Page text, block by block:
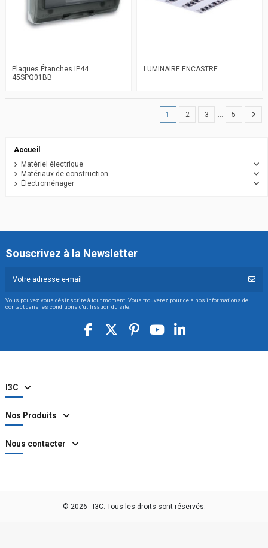
Plaques Étanches IP44
45SPQ01BB
LUMINAIRE ENCASTRE
1 2 3 … 5
Accueil
Matériel électrique
Matériaux de construction
Électroménager
Souscrivez à la Newsletter
Vous pouvez vous désinscrire à tout moment. Vous trouverez pour cela nos informations de
contact dans les conditions d'utilisation du site.
I3C
Nos Produits
Nous contacter
© 2026 - I3C. Tous les droits sont réservés.